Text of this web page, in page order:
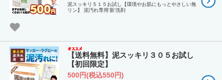
泥スッキリ５１５お試し【環境やお肌にもっとやさしい無
リン】 泥汚れ専用'新'洗剤
【送料無料】泥スッキリ３０５お試し
【初回限定】
500円(税込550円)